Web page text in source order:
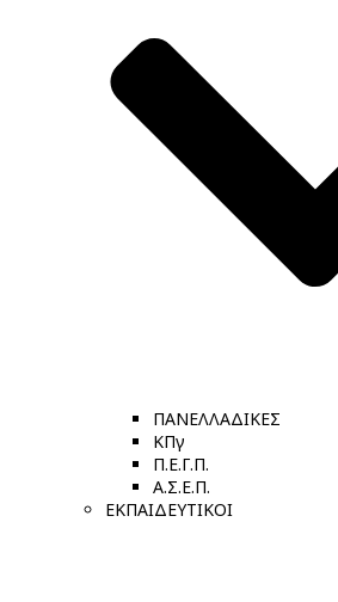
ΠΑΝΕΛΛΑΔΙΚΕΣ
ΚΠγ
Π.Ε.Γ.Π.
Α.Σ.Ε.Π.
ΕΚΠΑΙΔΕΥΤΙΚΟΙ